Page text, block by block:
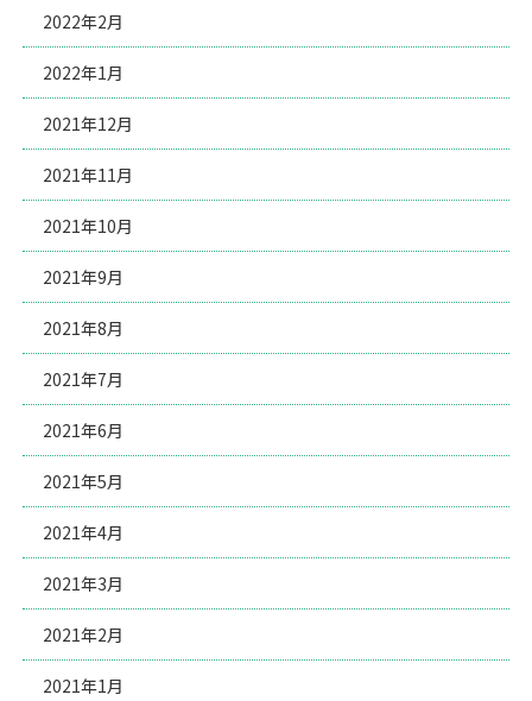
2022年2月
2022年1月
2021年12月
2021年11月
2021年10月
2021年9月
2021年8月
2021年7月
2021年6月
2021年5月
2021年4月
2021年3月
2021年2月
2021年1月